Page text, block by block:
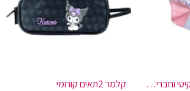
גרביים מעוצבים הלו קיטי וחברים - סינמורול
קלמר 2תאים קורומי